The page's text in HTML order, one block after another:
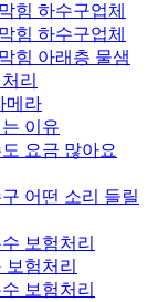
힘 하수구업체
힘 하수구업체
힘 아래층 물샘
리
메라
이유
요금 많아요
어떤 소리 들릴
보험처리
험처리
보험처리